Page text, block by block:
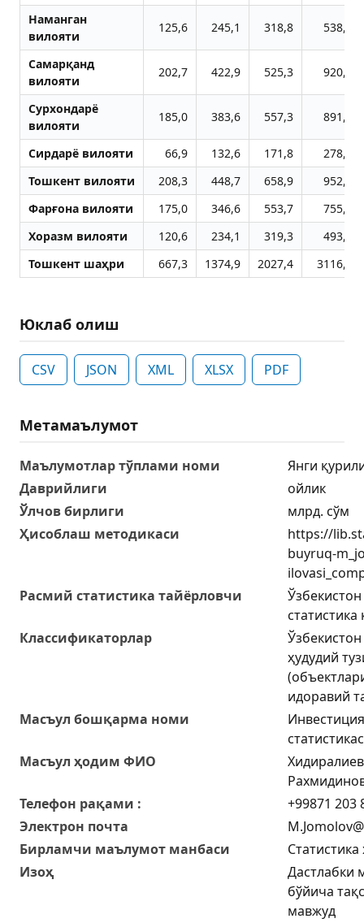
Наманган
вилояти
125,6 245,1 318,8 538,5
Самарқанд
вилояти
202,7 422,9 525,3 920,2
Сурхондарё
вилояти
185,0 383,6 557,3 891,1
Сирдарё вилояти 66,9 132,6 171,8
278,9
Тошкент вилояти
208,3 448,7 658,9
952,4
Фарғона вилояти
175,0 346,6 553,7
755,6
Хоразм вилояти
120,6 234,1 319,3
493,7
Тошкент шаҳри
667,3 1374,9 2027,4 3116,2
Юклаб олиш
CSV JSON XML XLSX PDF
Метамаълумот
Маълумотлар тўплами номи
Янги
Даврийлиги
ойлик
Ўлчов бирлиги
млрд. сўм
Ҳисоблаш методикаси
https://
buyruq-
Расмий статистика тайёрловчи
статистика
Классификаторлар
ҳудудий
идоравий
Масъул бошқарма номи
Масъул ҳодим ФИО
Телефон рақами :
+99871 203
Электрон почта
Бирламчи маълумот манбаси
Изоҳ
Дастлабки
бўйича
мавжуд